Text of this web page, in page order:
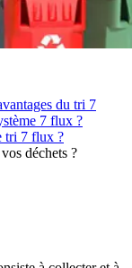
du tri 7
7 flux ?
tri 7 flux ?
déchets ?